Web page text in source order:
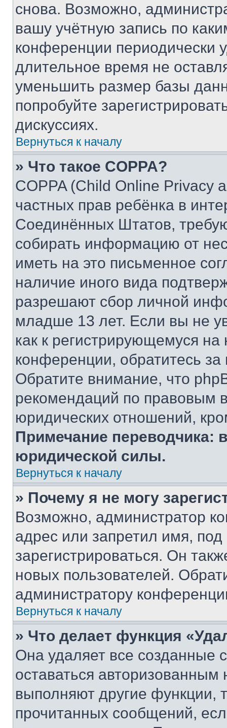
снова. Возможно,
вашу учётную запись по
конференции периодически
длительное время не
уменьшить размер базы
попробуйте
дискуссиях.
Вернуться к началу
» Что такое COPPA?
COPPA (Child Online Privacy
частных прав ребёнка в
Соединённых Штатов,
собирать информацию от
иметь на это письменное
наличие иного вида
разрешают сбор личной
младше 13 лет. Если вы не
как к регистрирующемуся
конференции, обратитесь
Обратите внимание, что
рекомендаций по правовым
юридических отношений,
Примечание переводчика:
юридической силы.
Вернуться к началу
» Почему я не могу
Возможно, администратор
адрес или запретил имя,
зарегистрироваться. Он
новых пользователей.
администратору
Вернуться к началу
» Что делает функция
Она удаляет все созданные
оставаться
выполняют другие функции,
прочитанных сообщений,